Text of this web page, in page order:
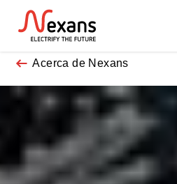
Acerca de Nexans